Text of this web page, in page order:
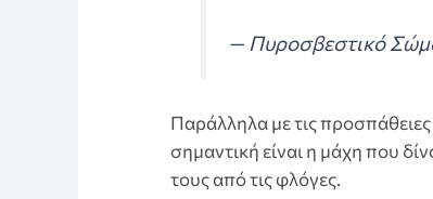
— Πυροσβεστικό
Παράλληλα με τις
σημαντική είναι η μάχη που
τους από τις φλόγες.